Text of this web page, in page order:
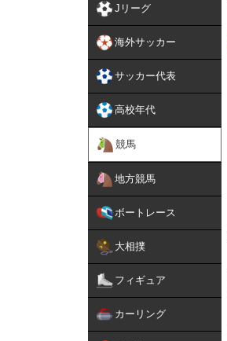
Jリーグ
海外サッカー
サッカー代表
高校年代
競馬
地方競馬
ボートレース
大相撲
フィギュア
カーリング